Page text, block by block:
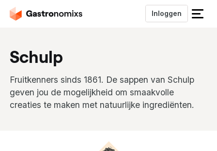
Inloggen
S
e
m
Schulp
Fruitkenners sinds 1861. De sappen van Schulp
geven jou de mogelijkheid om smaakvolle
creaties te maken met natuurlijke ingrediënten.